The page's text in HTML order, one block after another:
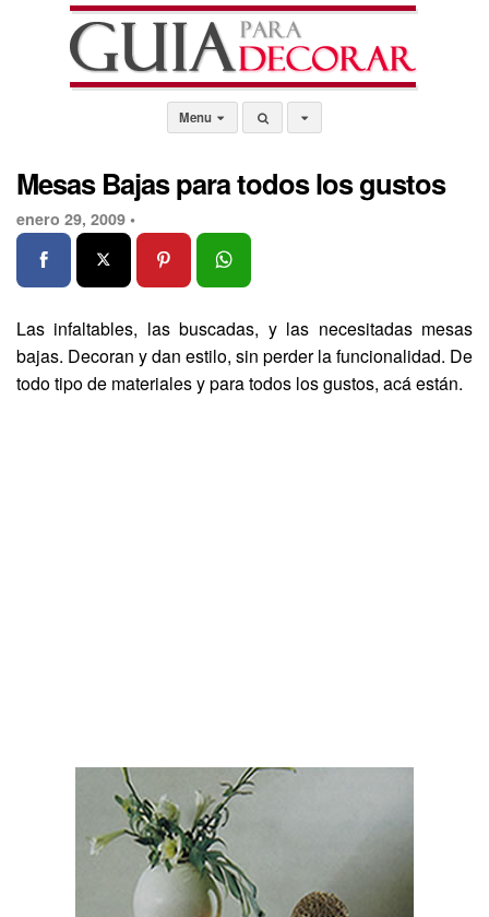
Menu
Mesas Bajas para todos los gustos
enero 29, 2009 •
Las infaltables, las buscadas, y las necesitadas mesas
bajas. Decoran y dan estilo, sin perder la funcionalidad. De
todo tipo de materiales y para todos los gustos, acá están.